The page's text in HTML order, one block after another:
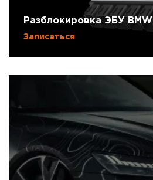
Разблокировка ЭБУ BMW
Записаться